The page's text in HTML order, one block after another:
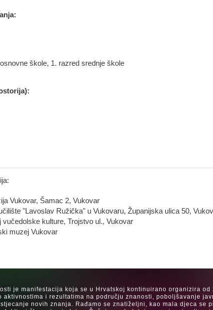
škole, 1. razred srednje škole
Vukovar, Šamac 2, Vukovar
"Lavoslav Ružička" u Vukovaru, Županijska ulica 50,
vučedolske kulture, Trojstvo ul., Vukovar
muzej Vukovar
je manifestacija koja se u Hrvatskoj kontinuirano organizira
aktivnostima i rezultatima na području znanosti, poboljšavanje
novih znanja. Rađamo se znatiželjni, kao mala djeca se